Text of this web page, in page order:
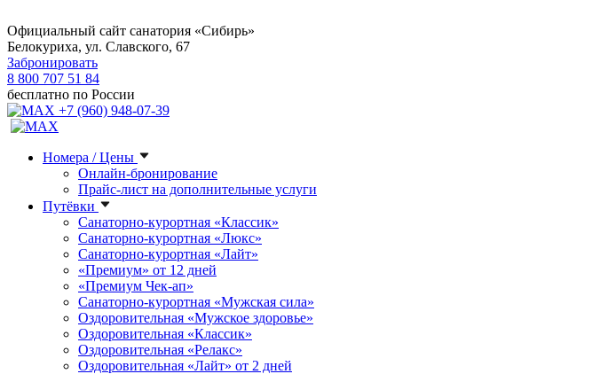
Официальный сайт санатория «Сибирь»
Белокуриха, ул. Славского, 67
Забронировать
8 800 707 51 84
бесплатно по России
+7 (960) 948-07-39
Номера / Цены
Онлайн-бронирование
Прайс-лист на дополнительные услуги
Путёвки
Санаторно-курортная «Классик»
Санаторно-курортная «Люкс»
Санаторно-курортная «Лайт»
«Премиум» от 12 дней
«Премиум Чек-ап»
Санаторно-курортная «Мужская сила»
Оздоровительная «Мужское здоровье»
Оздоровительная «Классик»
Оздоровительная «Релакс»
Оздоровительная «Лайт» от 2 дней